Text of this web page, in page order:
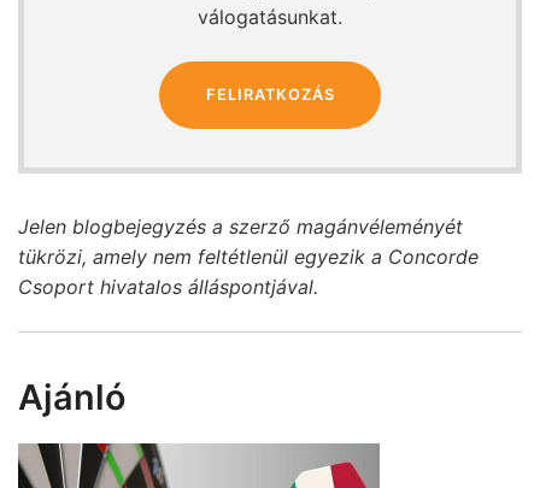
válogatásunkat.
FELIRATKOZÁS
Jelen blogbejegyzés a szerző magánvéleményét
tükrözi, amely nem feltétlenül egyezik a Concorde
Csoport hivatalos álláspontjával.
Ajánló